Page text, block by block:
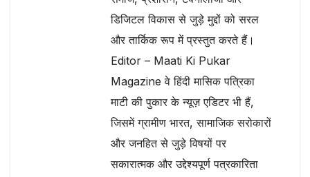
डिजिटल विकास से जुड़े मुद्दों को सरल
और तार्किक रूप में प्रस्तुत करते हैं।
Editor – Maati Ki Pukar
Magazine वे हिंदी मासिक पत्रिका
माटी की पुकार के न्यूज़ एडिटर भी हैं,
जिसमें ग्रामीण भारत, सामाजिक सरोकारों
और जनहित से जुड़े विषयों पर
सकारात्मक और उद्देश्यपूर्ण पत्रकारिता